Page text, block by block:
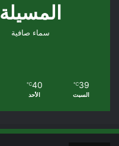
المسيلة
سماء صافية
39
℃
السبت
40
℃
الأحد